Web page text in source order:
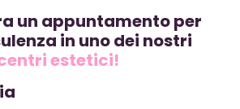
un appuntamento per
in uno dei nostri
estetici!